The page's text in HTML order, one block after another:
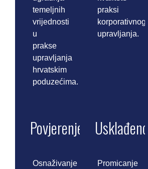
temeljnih
vrijednosti
u
prakse
upravljanja
hrvatskim
poduzećima.
praksi
korporativnog
upravljanja.
Povjerenje
Osnaživanje
Usklađenost
Promicanje